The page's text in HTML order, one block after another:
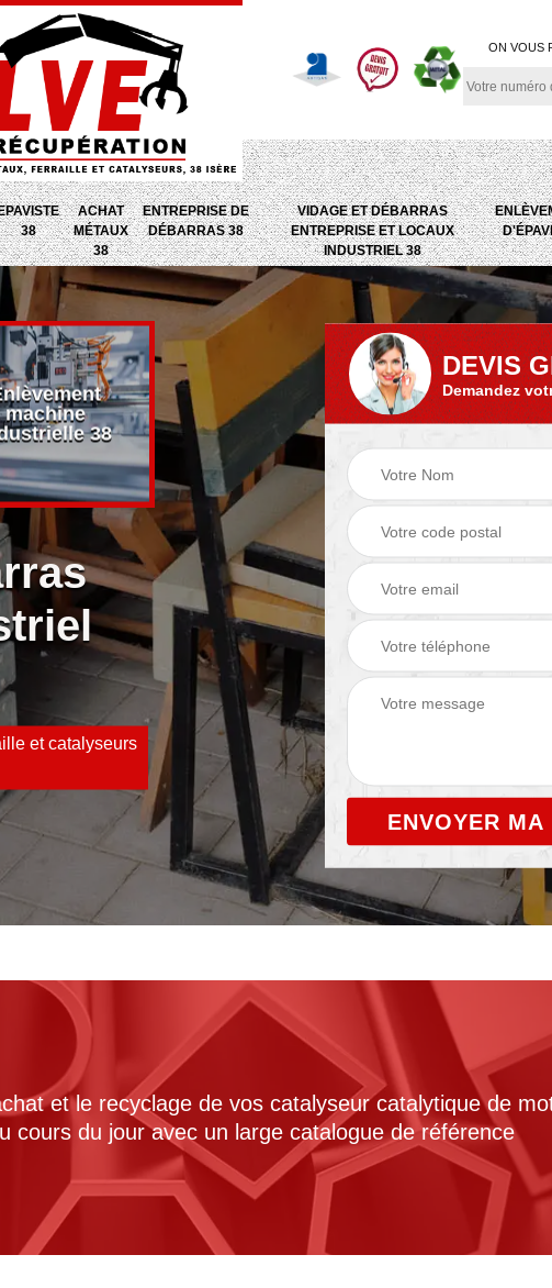
ON VOUS
38
ACHAT
MÉTAUX
38
ENTREPRISE DE
DÉBARRAS 38
VIDAGE ET DÉBARRAS
ENTREPRISE ET LOCAUX
INDUSTRIEL 38
machine
38
Entreprise de
débarras 38
Epaviste
et catalyseurs
DEVIS
Demandez
et le recyclage de vos catalyseur catalytique de
cours du jour avec un large catalogue de référence